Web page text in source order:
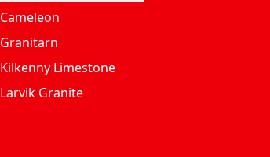
Cameleon
Granitarn
Kilkenny Limestone
Larvik Granite